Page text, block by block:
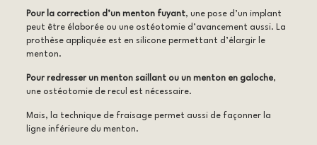
Pour la correction d’un menton fuyant, une pose d’un implant
peut être élaborée ou une ostéotomie d’avancement aussi. La
prothèse appliquée est en silicone permettant d’élargir le
menton.
Pour redresser un menton saillant ou un menton en galoche,
une ostéotomie de recul est nécessaire.
Mais, la technique de fraisage permet aussi de façonner la
ligne inférieure du menton.